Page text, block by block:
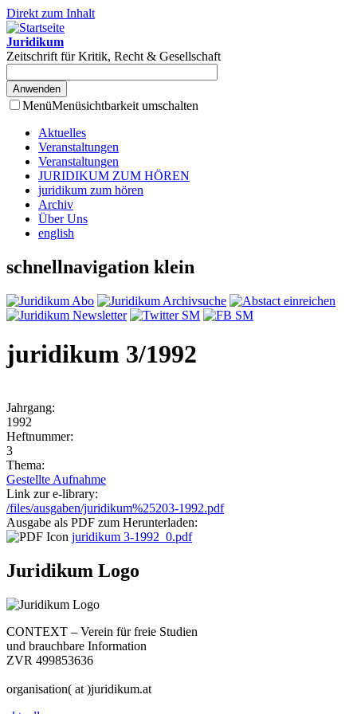
Direkt zum Inhalt
Juridikum
Zeitschrift für Kritik, Recht & Gesellschaft
MenüMenüsichtbarkeit umschalten
Aktuelles
Veranstaltungen
Veranstaltungen
JURIDIKUM ZUM HÖREN
juridikum zum hören
Archiv
Über Uns
english
schnellnavigation klein
juridikum 3/1992
Jahrgang:
1992
Heftnummer:
3
Thema:
Gestellte Aufnahme
Link zur e-library:
/files/ausgaben/juridikum%25203-1992.pdf
Ausgabe als PDF zum Herunterladen:
juridikum 3-1992_0.pdf
Juridikum Logo
CONTEXT – Verein für freie Studien
und brauchbare Information
ZVR 499853636
organisation( at )juridikum.at